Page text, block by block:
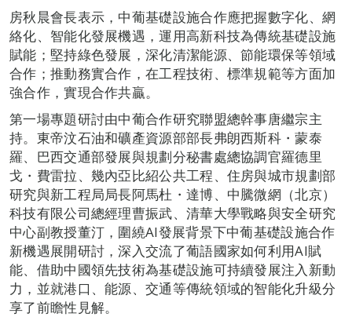
房秋晨會長表示，中葡基礎設施合作應把握數字化、網
絡化、智能化發展機遇，運用高新科技為傳統基礎設施
賦能；堅持綠色發展，深化清潔能源、節能環保等領域
合作；推動務實合作，在工程技術、標準規範等方面加
強合作，實現合作共贏。
第一場專題研討由中葡合作研究聯盟總幹事唐繼宗主
持。東帝汶石油和礦產資源部部長弗朗西斯科・蒙泰
羅、巴西交通部發展與規劃分秘書處總協調官羅德里
戈・費雷拉、幾內亞比紹公共工程、住房與城市規劃部
研究與新工程局局長阿馬杜・達博、中騰微網（北京）
科技有限公司總經理曹振武、清華大學戰略與安全研究
中心副教授董汀，圍繞AI發展背景下中葡基礎設施合作
新機遇展開研討，深入交流了葡語國家如何利用AI賦
能、借助中國領先技術為基礎設施可持續發展注入新動
力，並就港口、能源、交通等傳統領域的智能化升級分
享了前瞻性見解。